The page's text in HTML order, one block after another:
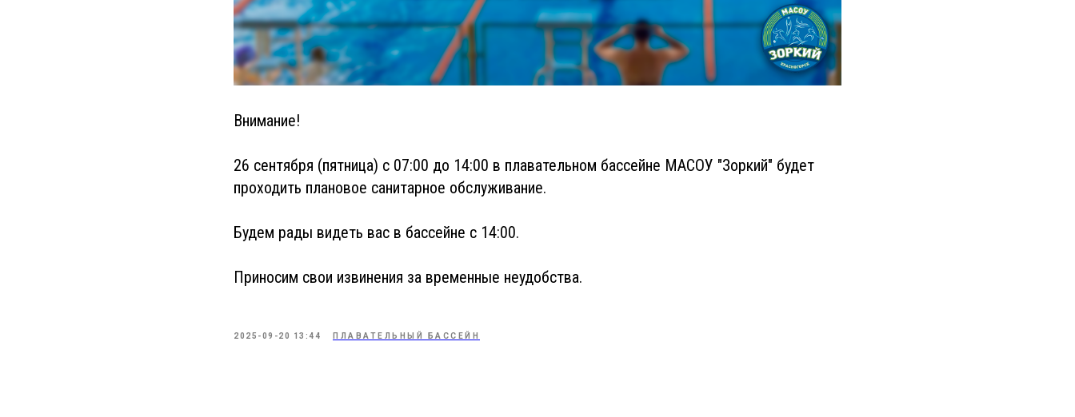
Внимание!
26 сентября (пятница) с 07:00 до 14:00 в плавательном бассейне МАСОУ "Зоркий" будет
проходить плановое санитарное обслуживание.
Будем рады видеть вас в бассейне с 14:00.
Приносим свои извинения за временные неудобства.
2025-09-20 13:44 ПЛАВАТЕЛЬНЫЙ БАССЕЙН